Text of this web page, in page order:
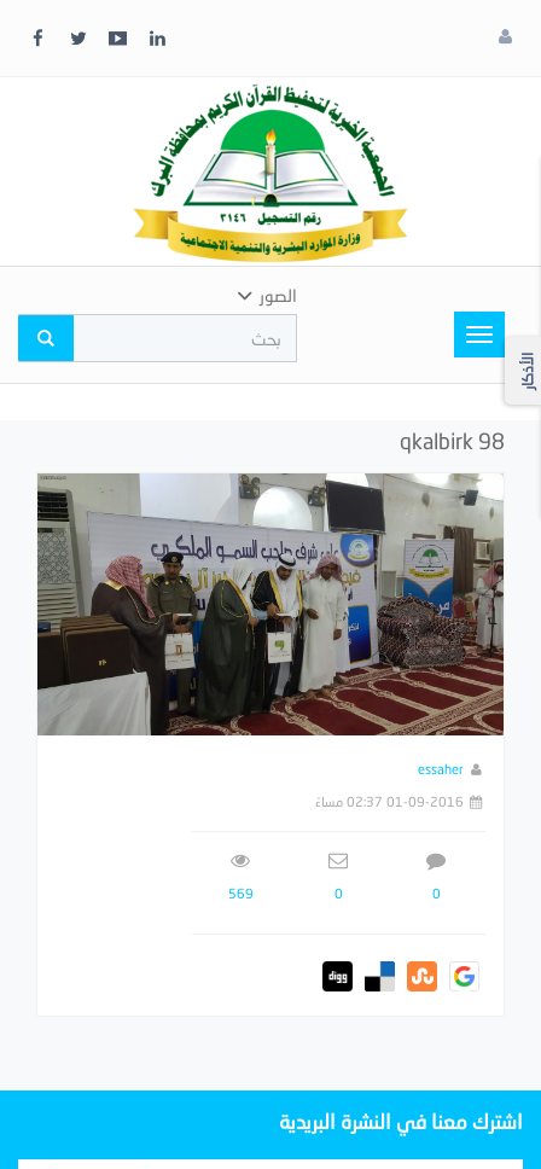
Toggle
navigation
الصور
الأذكار
qkalbirk 98
essaher
01-09-2016 02:37 مساءً
0
0
569
اشترك معنا في النشرة البريدية